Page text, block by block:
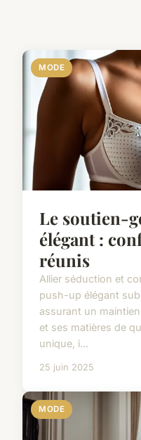
MODE
Le soutien-
élégant :
réunis
Allier séduction et
push-up élégant
assurant un
et ses matières de
unique, i...
25 juin 2025
MODE